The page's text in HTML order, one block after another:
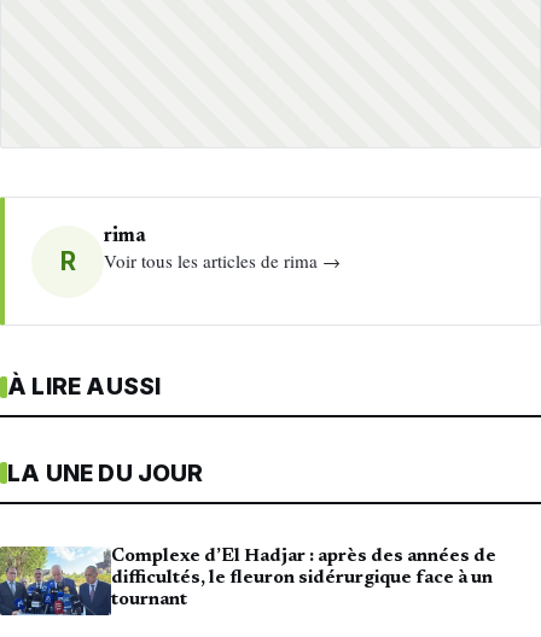
R
rima
Voir tous les articles de rima →
À LIRE AUSSI
LA UNE DU JOUR
Complexe d’El Hadjar : après des années de
difficultés, le fleuron sidérurgique face à un
tournant